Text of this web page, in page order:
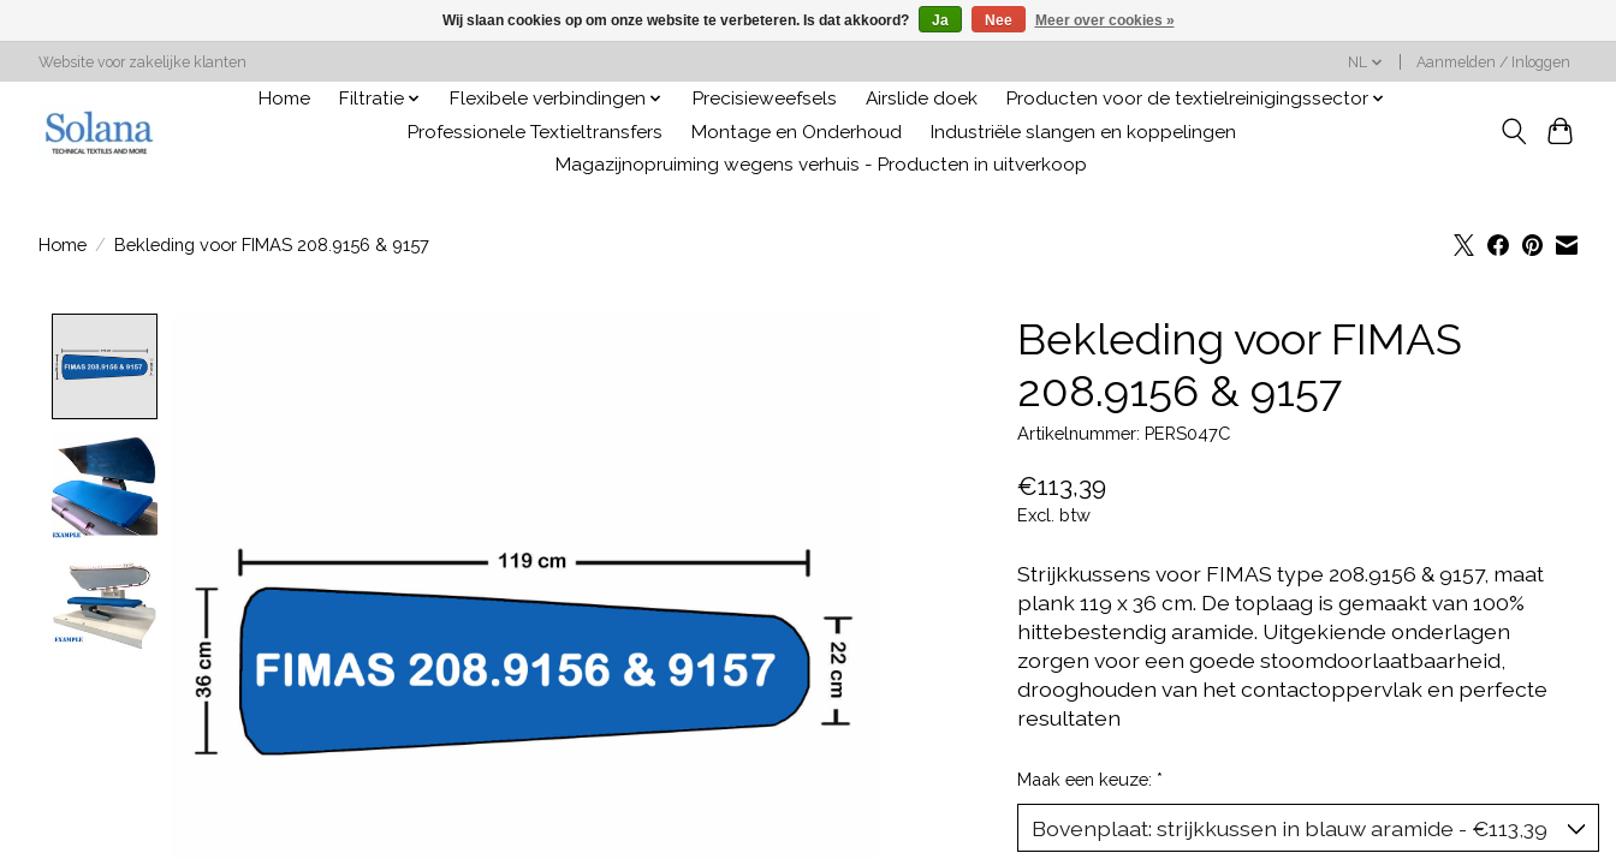
Website voor zakelijke klanten NL Aanmelden / Inloggen
Home Filtratie Flexibele verbindingen Precisieweefsels Airslide doek
Producten voor de textielreinigingssector
Professionele Textieltransfers
Montage en Onderhoud
Industriële slangen en koppelingen
Magazijnopruiming wegens verhuis - Producten in uitverkoop
Home / Bekleding voor FIMAS 208.9156 & 9157
Bekleding voor FIMAS
208.9156 & 9157
Artikelnummer: PERS047C
€113,39
Excl. btw
Strijkkussens voor FIMAS type 208.9156 & 9157, maat
plank 119 x 36 cm. De toplaag is gemaakt van 100%
hittebestendig aramide. Uitgekiende onderlagen
zorgen voor een goede stoomdoorlaatbaarheid,
drooghouden van het contactoppervlak en perfecte
resultaten
Maak een keuze: *
Wij slaan cookies op om onze website te verbeteren. Is dat akkoord? Ja Nee Meer over cookies »